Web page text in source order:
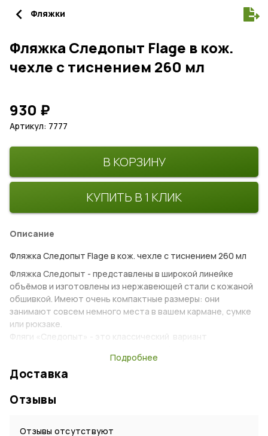
navigate_before Фляжки
930 ₽
Фляжка Следопыт Flage в кож.
чехле с тиснением 260 мл
Артикул: 7777
В КОРЗИНУ
КУПИТЬ В 1 КЛИК
Описание
Фляжка Следопыт Flage в кож. чехле с тиснением 260 мл
Фляжка Следопыт - представлены в широкой линейке
объёмов и изготовлены из нержавеющей стали с кожаной
обшивкой. Имеют очень компактные размеры: они
занимают совсем немного места в вашем кармане, сумке
или рюкзаке.
Фляги «Следопыт» - это классический вариант
Подробнее
Доставка
Отзывы
Отзывы отсутствуют